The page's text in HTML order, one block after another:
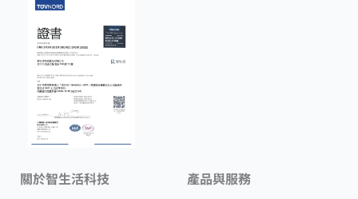
關於智生活科技
產品與服務